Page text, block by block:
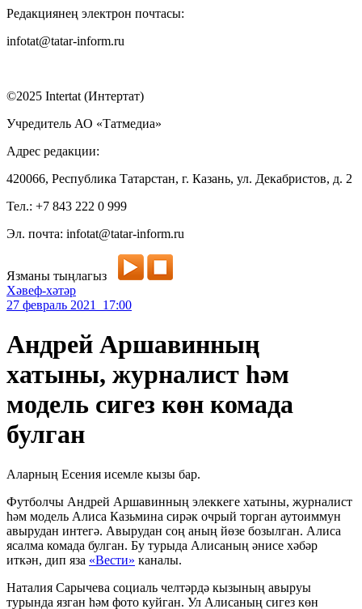
Редакциянең электрон почтасы:
infotat@tatar-inform.ru
©2025 Intertat (Интертат)
Учредитель АО «Татмедиа»
Адрес редакции:
420066, Республика Татарстан, г. Казань, ул. Декабристов, д. 2
Тел.: +7 843 222 0 999
Эл. почта: infotat@tatar-inform.ru
Язманы тыңлагыз
Хәвеф-хәтәр
27 февраль 2021 17:00
Андрей Аршавинның
хатыны, журналист һәм
модель сигез көн комада
булган
Аларның Есения исемле кызы бар.
Футболчы Андрей Аршавинның элеккеге хатыны, журналист
һәм модель Алиса Казьмина сирәк очрый торган аутоиммун
авырудан интегә. Авырудан соң аның йөзе бозылган. Алиса
ясалма комада булган. Бу турыда Алисаның әнисе хәбәр
иткән, дип яза «Вести» каналы.
Наталия Сарычева социаль челтәрдә кызының авыруы
турында язган һәм фото куйган. Ул Алисаның сигез көн